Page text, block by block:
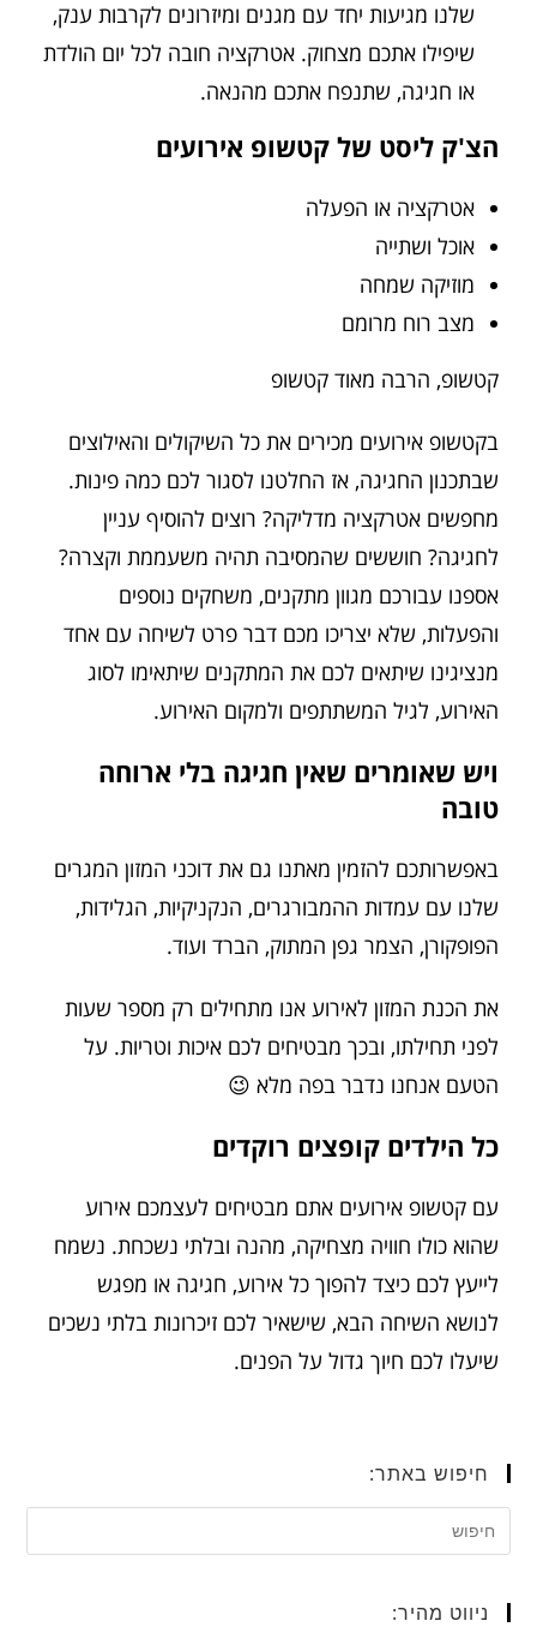
שלנו מגיעות יחד עם מגנים ומיזרונים לקרבות ענק,
שיפילו אתכם מצחוק. אטרקציה חובה לכל יום הולדת
או חגיגה, שתנפח אתכם מהנאה.
הצ'ק ליסט של קטשופ אירועים
אטרקציה או הפעלה
אוכל ושתייה
מוזיקה שמחה
מצב רוח מרומם
קטשופ, הרבה מאוד קטשופ
בקטשופ אירועים מכירים את כל השיקולים והאילוצים
שבתכנון החגיגה, אז החלטנו לסגור לכם כמה פינות.
מחפשים אטרקציה מדליקה? רוצים להוסיף עניין
לחגיגה? חוששים שהמסיבה תהיה משעממת וקצרה?
אספנו עבורכם מגוון מתקנים, משחקים נוספים
והפעלות, שלא יצריכו מכם דבר פרט לשיחה עם אחד
מנציגינו שיתאים לכם את המתקנים שיתאימו לסוג
האירוע, לגיל המשתתפים ולמקום האירוע.
ויש שאומרים שאין חגיגה בלי ארוחה
טובה
באפשרותכם להזמין מאתנו גם את דוכני המזון המגרים
שלנו עם עמדות ההמבורגרים, הנקניקיות, הגלידות,
הפופקורן, הצמר גפן המתוק, הברד ועוד.
את הכנת המזון לאירוע אנו מתחילים רק מספר שעות
לפני תחילתו, ובכך מבטיחים לכם איכות וטריות. על
הטעם אנחנו נדבר בפה מלא 😉
כל הילדים קופצים רוקדים
עם קטשופ אירועים אתם מבטיחים לעצמכם אירוע
שהוא כולו חוויה מצחיקה, מהנה ובלתי נשכחת. נשמח
לייעץ לכם כיצד להפוך כל אירוע, חגיגה או מפגש
לנושא השיחה הבא, שישאיר לכם זיכרונות בלתי נשכים
שיעלו לכם חיוך גדול על הפנים.
חיפוש באתר:
ניווט מהיר: